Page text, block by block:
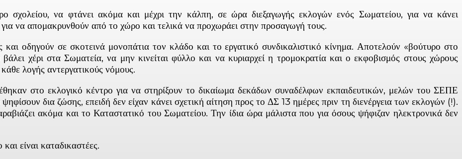
σχολείου, να φτάνει ακόμα και μέχρι την κάλπη, σε ώρα διεξαγωγής εκλογών ενός Σωματείου, για να κάνει
για να απομακρυνθούν από το χώρο και τελικά να προχωράει στην προσαγωγή τους.
και οδηγούν σε σκοτεινά μονοπάτια τον κλάδο και το εργατικό συνδικαλιστικό κίνημα. Αποτελούν «βούτυρο στο
χέρι στα Σωματεία, να μην κινείται φύλλο και να κυριαρχεί η τρομοκρατία και ο εκφοβισμός στους χώρους
λογής αντεργατικούς νόμους.
στο εκλογικό κέντρο για να στηρίξουν το δικαίωμα δεκάδων συναδέλφων εκπαιδευτικών, μελών του ΣΕΠΕ
δια ζώσης, επειδή δεν είχαν κάνει σχετική αίτηση προς το ΔΣ 13 ημέρες πριν τη διενέργεια των εκλογών (!).
ακόμα και το Καταστατικό του Σωματείου. Την ίδια ώρα μάλιστα που για όσους ψήφιζαν ηλεκτρονικά δεν
είναι καταδικαστέες.